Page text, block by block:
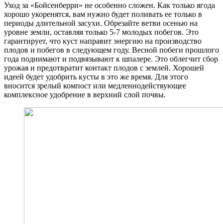
Уход за «Бойсенберри» не особенно сложен. Как только ягода
хорошо укоренятся, вам нужно будет поливать ее только в
периоды длительной засухи. Обрезайте ветви осенью на
уровне земли, оставляя только 5-7 молодых побегов. Это
гарантирует, что куст направит энергию на производство
плодов и побегов в следующем году. Весной побеги прошлого
года поднимают и подвязывают к шпалере. Это облегчит сбор
урожая и предотвратит контакт плодов с землей. Хорошей
идеей будет удобрить кусты в это же время. Для этого
вносится зрелый компост или медленнодействующее
комплексное удобрение в верхний слой почвы.